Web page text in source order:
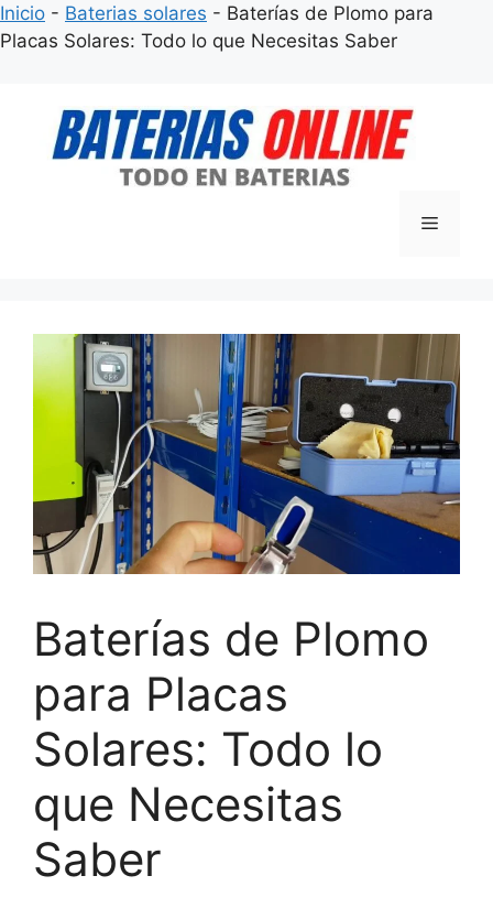
Inicio - Baterias solares - Baterías de Plomo para
Placas Solares: Todo lo que Necesitas Saber
contenido
Menú
Baterías de Plomo
para Placas
Solares: Todo lo
que Necesitas
Saber